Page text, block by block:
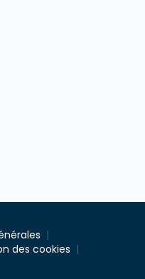
des cookies